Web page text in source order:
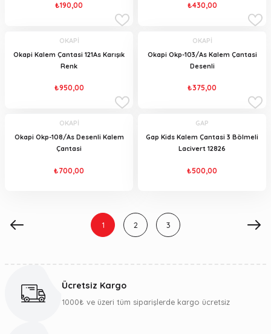
₺190,00 ₺430,00
OKAPİ
Okapi Kalem Çantasi 121As Karışık
Renk
₺950,00
OKAPİ
Okapi Okp-103/As Kalem Çantasi
Desenli
₺375,00
OKAPİ
Okapi Okp-108/As Desenli Kalem
Çantasi
₺700,00
GAP
Gap Kids Kalem Çantasi 3 Bölmeli
Lacivert 12826
₺500,00
1 2 3
Ücretsiz Kargo
1000₺ ve üzeri tüm siparişlerde kargo ücretsiz